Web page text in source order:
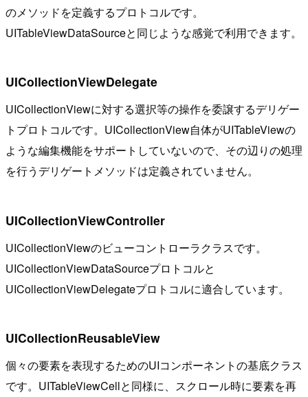
のメソッドを定義するプロトコルです。
UITableViewDataSourceと同じような感覚で利用できます。
UICollectionViewDelegate
UICollectionViewに対する選択等の操作を委譲するデリゲー
トプロトコルです。UICollectionView自体がUITableViewの
ような編集機能をサポートしていないので、その辺りの処理
を行うデリゲートメソッドは定義されていません。
UICollectionViewController
UICollectionViewのビューコントローラクラスです。
UICollectionViewDataSourceプロトコルと
UICollectionViewDelegateプロトコルに適合しています。
UICollectionReusableView
個々の要素を表現するためのUIコンポーネントの基底クラス
です。UITableViewCellと同様に、スクロール時に要素を再